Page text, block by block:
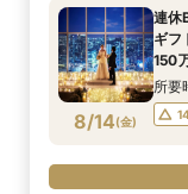
8/13(木)
所要
8/13(木)
8/13(木)
8/14(金)
連休
ギフ
150
つの
所要